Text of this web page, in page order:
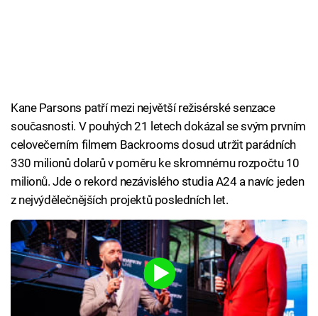
Kane Parsons patří mezi největší režisérské senzace
současnosti. V pouhých 21 letech dokázal se svým prvním
celovečerním filmem Backrooms dosud utržit parádních
330 milionů dolarů v poměru ke skromnému rozpočtu 10
milionů. Jde o rekord nezávislého studia A24 a navíc jeden
z nejvýdělečnějších projektů posledních let.